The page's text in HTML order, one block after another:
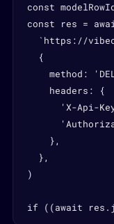
const
const res =
`https://
  {
method:
    headers: {
'X-Api-
    },
  },
)
if ((await